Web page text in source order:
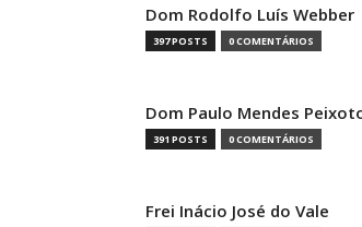
Dom Rodolfo Luís Webber
397 POSTS 0 COMENTÁRIOS
Dom Paulo Mendes
391 POSTS 0 COMENTÁRIOS
Frei Inácio José do Vale